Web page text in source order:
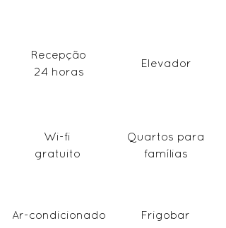
Recepção
24 horas
Elevador
Wi-fi
gratuito
Ar-condicionado
Quartos para
famílias
Frigobar